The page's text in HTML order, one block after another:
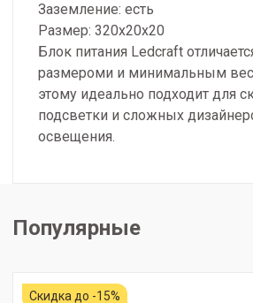
Заземление: есть
Размер: 320х20х20
Блок питания Ledcraft
размероми и минимальным
этому идеально подходит для
подсветки и сложных
освещения.
Популярные
Скидка до -15%